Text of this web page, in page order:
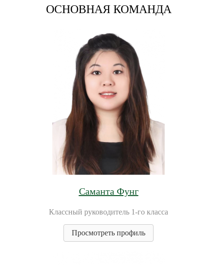
ОСНОВНАЯ КОМАНДА
Саманта Фунг
Классный руководитель 1-го класса
Просмотреть профиль